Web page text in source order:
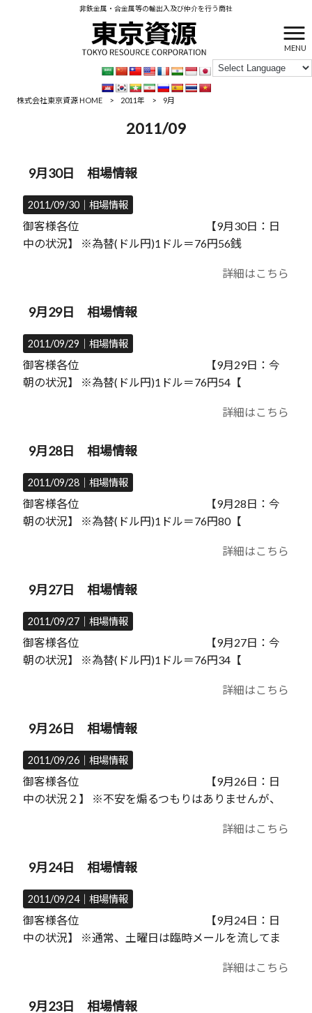
非鉄金属・合金属等の輸出入及び仲介を行う商社
MENU
株式会社東京資源 HOME > 2011年 > 9月
2011/09
9月30日 相場情報
2011/09/30｜相場情報
御客様各位 【9月30日：日
中の状況】 ※為替(ドル円)1ドル＝76円56銭
詳細はこちら
9月29日 相場情報
2011/09/29｜相場情報
御客様各位 【9月29日：今
朝の状況】 ※為替(ドル円)1ドル＝76円54【
詳細はこちら
9月28日 相場情報
2011/09/28｜相場情報
御客様各位 【9月28日：今
朝の状況】 ※為替(ドル円)1ドル＝76円80【
詳細はこちら
9月27日 相場情報
2011/09/27｜相場情報
御客様各位 【9月27日：今
朝の状況】 ※為替(ドル円)1ドル＝76円34【
詳細はこちら
9月26日 相場情報
2011/09/26｜相場情報
御客様各位 【9月26日：日
中の状況２】 ※不安を煽るつもりはありませんが、
詳細はこちら
9月24日 相場情報
2011/09/24｜相場情報
御客様各位 【9月24日：日
中の状況】 ※通常、土曜日は臨時メールを流してま
詳細はこちら
9月23日 相場情報